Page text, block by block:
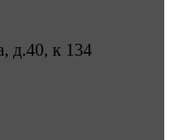
д.40, к 134